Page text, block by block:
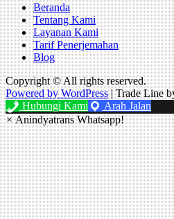
Beranda
Tentang Kami
Layanan Kami
Tarif Penerjemahan
Blog
Copyright © All rights reserved.
Powered by WordPress |Trade Line
Hubungi Kami
Arah Jalan
×Anindyatrans Whatsapp!